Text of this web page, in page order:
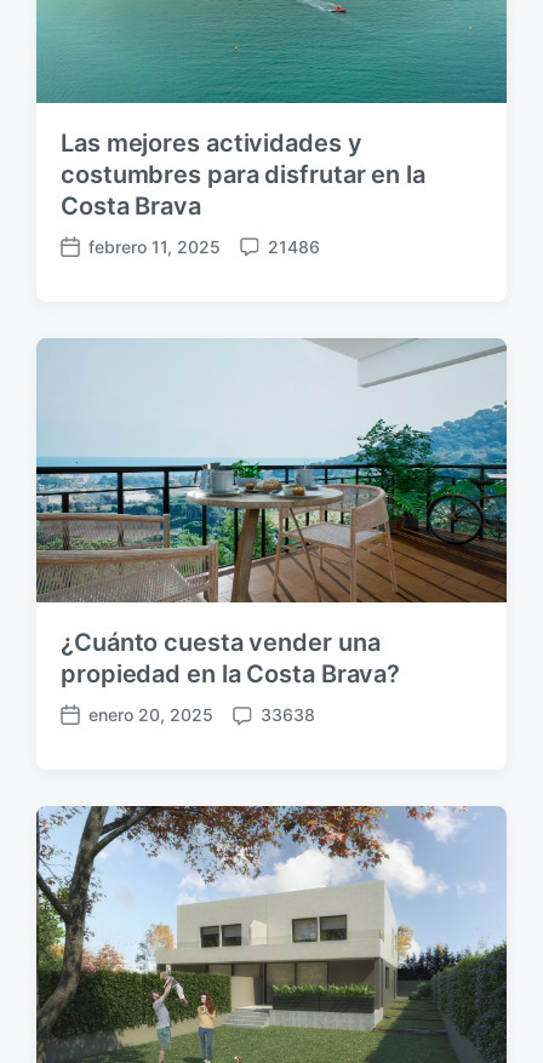
ó
n
Las mejores actividades y
costumbres para disfrutar en la
Costa Brava
F
h
l
i
c
a
c
i
n
febrero 11, 2025
C
e
i
o
s
21486
¿Cuánto cuesta vender una
propiedad en la Costa Brava?
F
h
a
p
u
b
l
i
c
a
c
i
enero 20, 2025
C
e
n
t
a
r
i
s
33638